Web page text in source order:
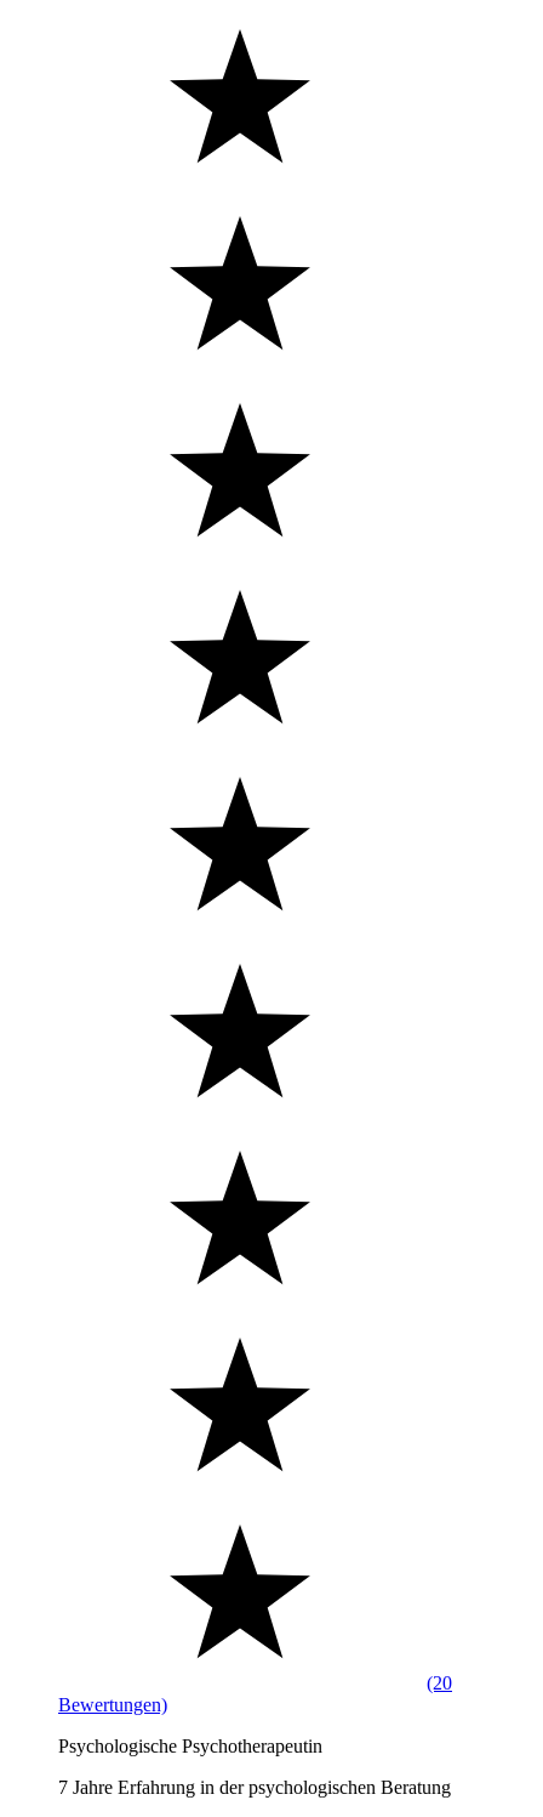
(20
Bewertungen)
Psychologische Psychotherapeutin
7 Jahre Erfahrung in der psychologischen Beratung